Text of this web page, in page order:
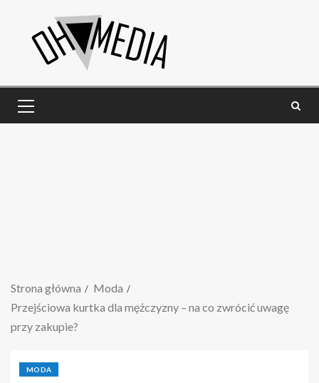
Strona główna
Moda
Przejściowa kurtka dla mężczyzny – na co zwrócić uwagę
przy zakupie?
MODA